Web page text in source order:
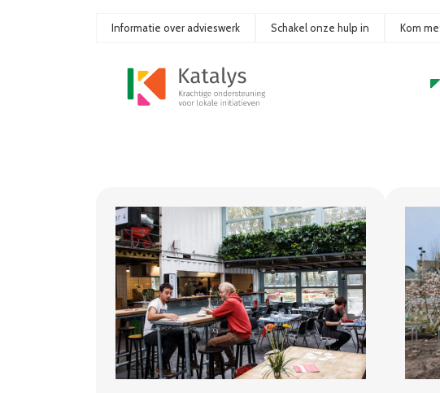
Informatie over advieswerk Schakel onze hulp in Kom